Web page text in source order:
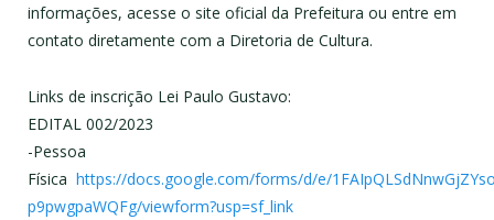
informações, acesse o site oficial da Prefeitura ou entre em
contato diretamente com a Diretoria de Cultura.
Links de inscrição Lei Paulo Gustavo:
EDITAL 002/2023
-Pessoa
Física https://docs.google.com/forms/d/e/
p9pwgpaWQFg/viewform?usp=sf_link